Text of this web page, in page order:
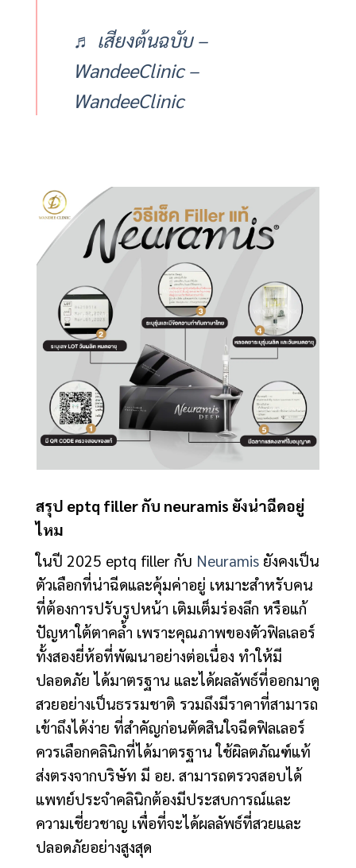
♬ เสียงต้นฉบับ –
WandeeClinic –
WandeeClinic
สรุป eptq filler กับ neuramis ยังน่าฉีดอยู่
ไหม
ในปี 2025 eptq filler กับ Neuramis ยังคงเป็น
ตัวเลือกที่น่าฉีดและคุ้มค่าอยู่ เหมาะสำหรับคน
ที่ต้องการปรับรูปหน้า เติมเต็มร่องลึก หรือแก้
ปัญหาใต้ตาคล้ำ เพราะคุณภาพของตัวฟิลเลอร์
ทั้งสองยี่ห้อที่พัฒนาอย่างต่อเนื่อง ทำให้มี
ปลอดภัย ได้มาตรฐาน และได้ผลลัพธ์ที่ออกมาดู
สวยอย่างเป็นธรรมชาติ รวมถึงมีราคาที่สามารถ
เข้าถึงได้ง่าย ที่สำคัญก่อนตัดสินใจฉีดฟิลเลอร์
ควรเลือกคลินิกที่ได้มาตรฐาน ใช้ผิลตภัณฑ์แท้
ส่งตรงจากบริษัท มี อย. สามารถตรวจสอบได้
แพทย์ประจำคลินิกต้องมีประสบการณ์และ
ความเชี่ยวชาญ เพื่อที่จะได้ผลลัพธ์ที่สวยและ
ปลอดภัยอย่างสูงสุด